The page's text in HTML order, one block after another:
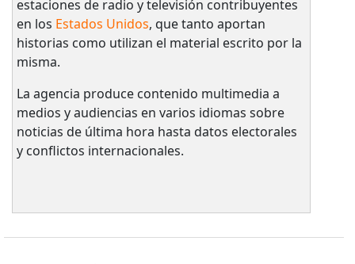
estaciones de radio y televisión contribuyentes
en los Estados Unidos, que tanto aportan
historias como utilizan el material escrito por la
misma.
La agencia produce contenido multimedia a
medios y audiencias en varios idiomas sobre
noticias de última hora hasta datos electorales
y conflictos internacionales.